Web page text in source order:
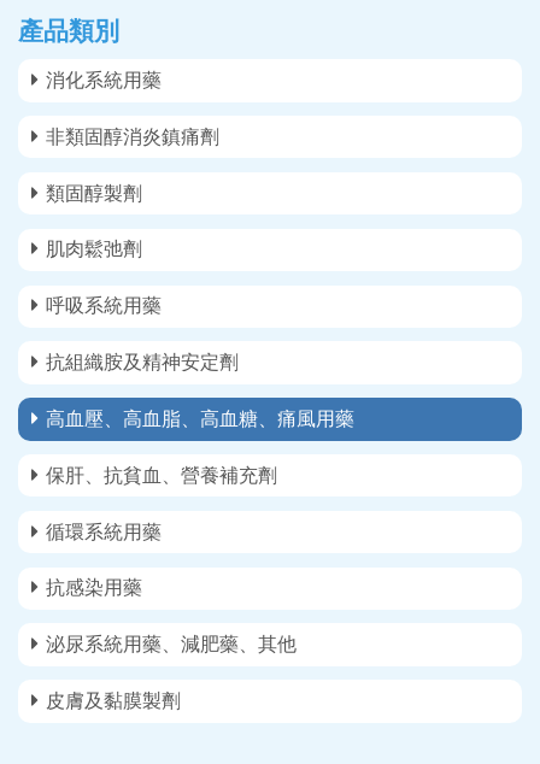
產品類別
消化系統用藥
非類固醇消炎鎮痛劑
類固醇製劑
肌肉鬆弛劑
呼吸系統用藥
抗組織胺及精神安定劑
高血壓、高血脂、高血糖、痛風用藥
保肝、抗貧血、營養補充劑
循環系統用藥
抗感染用藥
泌尿系統用藥、減肥藥、其他
皮膚及黏膜製劑